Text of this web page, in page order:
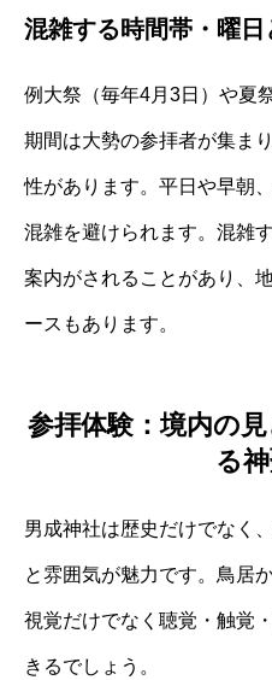
混雑する時間帯・曜日
例大祭（毎年4月3日）や夏
期間は大勢の参拝者が集ま
性があります。平日や早朝
混雑を避けられます。混雑
案内がされることがあり、
ースもあります。
参拝体験：境内の
る
男成神社は歴史だけでなく
と雰囲気が魅力です。鳥居
視覚だけでなく聴覚・触覚
きるでしょう。